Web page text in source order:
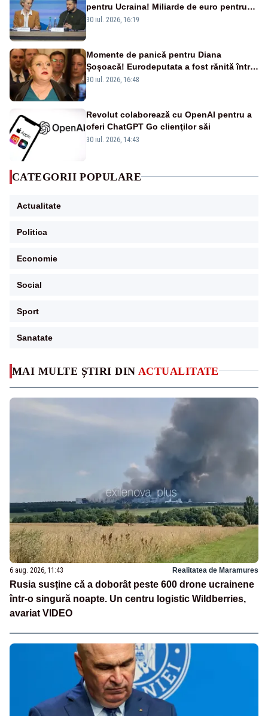
MAI MULTE ȘTIRI DIN ACTUALITATE
6 aug. 2026, 11:43 Realitatea de Maramures
Rusia susține că a doborât peste 600 drone ucrainene
într-o singură noapte. Un centru logistic Wildberries,
avariat VIDEO
pentru Ucraina! Miliarde de euro pentru
armament și apărare
30 iul. 2026, 16:19
Momente de panică pentru Diana
Șoșoacă! Eurodeputata a fost rănită într-
un accident rutier
30 iul. 2026, 16:48
Revolut colaborează cu OpenAI pentru a
oferi ChatGPT Go clienţilor săi
30 iul. 2026, 14:43
CATEGORII POPULARE
Actualitate
Politica
Economie
Social
Sport
Sanatate